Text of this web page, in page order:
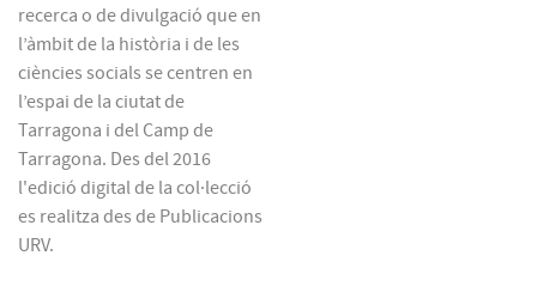
recerca o de divulgació que en
l’àmbit de la història i de les
ciències socials se centren en
l’espai de la ciutat de
Tarragona i del Camp de
Tarragona. Des del 2016
l'edició digital de la col·lecció
es realitza des de Publicacions
URV.